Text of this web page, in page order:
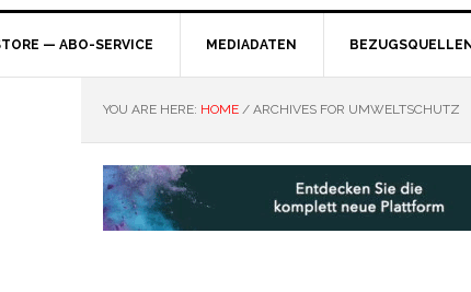
— ABO-SERVICE MEDIADATEN BEZUGSQUELLEN
YOU ARE HERE: HOME /ARCHIVES FOR UMWELTSCHUTZ